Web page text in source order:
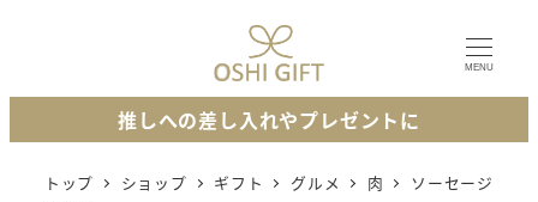
ン
MENU
推しへの差し入れやプレゼントに
トップ ショップ ギフト グルメ 肉
ソーセージ